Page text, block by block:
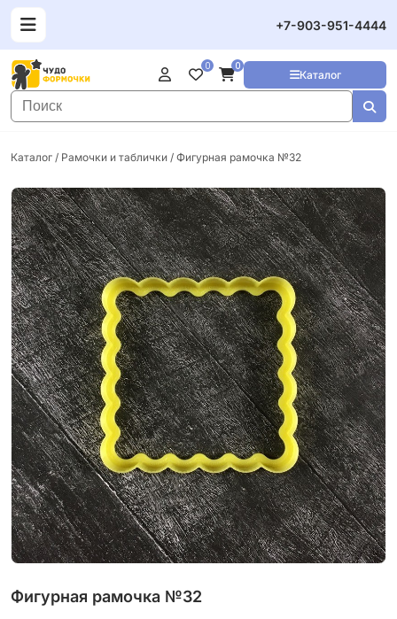
+7-903-951-4444
Каталог
0 0
Каталог / Рамочки и таблички / Фигурная рамочка №32
Фигурная рамочка №32